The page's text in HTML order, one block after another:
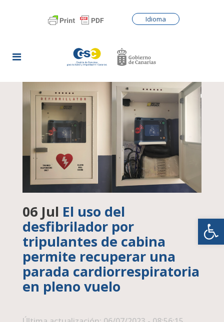
Idioma
06 Jul El uso del
desfibrilador por
tripulantes de cabina
permite recuperar una
parada cardiorrespiratoria
en pleno vuelo